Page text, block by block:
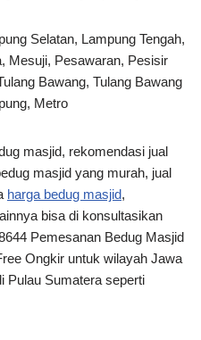
Selatan, Lampung Tengah,
Mesuji, Pesawaran, Pesisir
Bawang, Tulang Bawang
Metro
masjid, rekomendasi jual
masjid yang murah, jual
harga bedug masjid,
bisa di konsultasikan
Pemesanan Bedug Masjid
Ongkir untuk wilayah Jawa
Pulau Sumatera seperti